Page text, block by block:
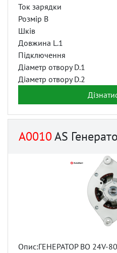
Ток зарядки
Розмір B
Шків
Довжина L.1
Підключення
Діаметр отвору D.1
Діаметр отвору D.2
A0010AS
Опис:ГЕНЕРАТОР BO 24V-